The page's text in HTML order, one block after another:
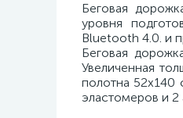
Беговая
уровня
Bluetooth 4.0. и
Беговая
Увеличенная
полотна 52х140
эластомеров и 2